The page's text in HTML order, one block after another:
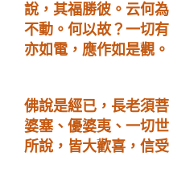
說，其福勝彼。云何
不動。何以故？一切
亦如電，應作如是觀。
佛說是經已，長老須
婆塞、優婆夷、一切
所說，皆大歡喜，信